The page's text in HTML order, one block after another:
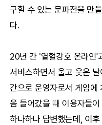
구할 수 있는 문파전을 만
다.
20년 간 '열혈강호 온라인'
서비스하면서 울고 웃은
간으로 운영자로서 게임에
음 들어갔을 때 이용자들
하나하나 답변했는데, 이